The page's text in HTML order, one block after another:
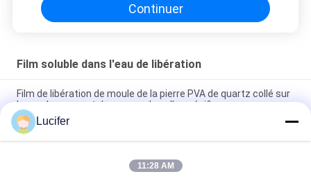
Continuer
Film soluble dans l'eau de libération
Film de libération de moule de la pierre PVA de quartz collé sur
le moule en caoutchouc avec la colle spécifique
1850 mmx1000mx38 microns Film de libération PVA pour les
dalles de pierre de quartz
Film de libération PVA soluble dans l'eau à haute température
Lucifer
11:28 AM